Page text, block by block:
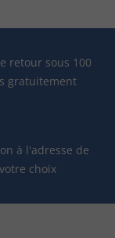
retour sous 100
gratuitement
à l'adresse de
votre choix